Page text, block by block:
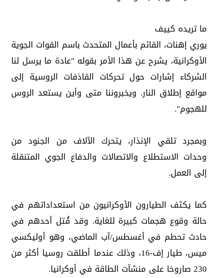
ما تريده كييف
يوري إهنات، القائم بأعمال المتحدث باسم القوات الجوية
الأوكرانية، يشرح عن هذا الأمر بقوله "عادة ما يرسل لنا
الشركاء إشارات حول تحركات القاذفات الروسية إلى
مواقع إطلاق النار. ويخبروننا متى وأين يستعد الروس
للهجوم".
وبمجرد تلقي الإنذار، يتحرك الآلاف من الجنود من
وحدات الاستطلاع والاتصالات والدفاع الجوي المتنقلة
إلى العمل.
كما يكثف الطيارون الأوكرانيون من استعداداتهم في
حالة وقوع هجمات كبيرة للغاية. وقد قُتل أحدهم في
حادث تحطم في أغسطس/آب الماضي، وهو أوليكسي
ميس، طيار إف-16، وذلك عندما أطلقت روسيا أكثر من
230 صاروخا على منشآت الطاقة في أوكرانيا.